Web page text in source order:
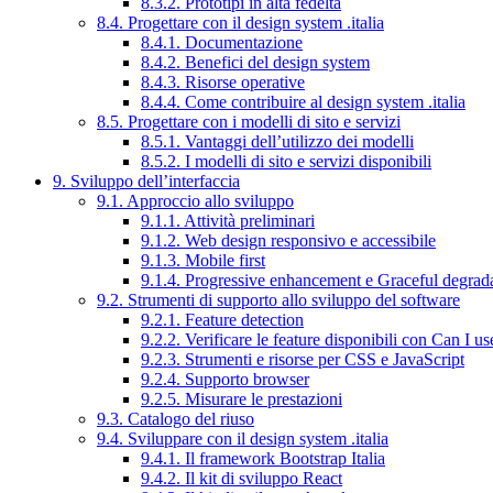
8.4. Progettare con il design system .italia
8.4.1. Documentazione
8.4.2. Benefici del design system
8.4.3. Risorse operative
8.4.4. Come contribuire al design system .italia
8.5. Progettare con i modelli di sito e servizi
8.5.1. Vantaggi dell’utilizzo dei modelli
8.5.2. I modelli di sito e servizi disponibili
9. Sviluppo dell’interfaccia
9.1. Approccio allo sviluppo
9.1.1. Attività preliminari
9.1.2. Web design responsivo e accessibile
9.1.3. Mobile first
9.1.4. Progressive enhancement e Graceful
9.2. Strumenti di supporto allo sviluppo del software
9.2.1. Feature detection
9.2.2. Verificare le feature disponibili con Can I
9.2.3. Strumenti e risorse per CSS e JavaScript
9.2.4. Supporto browser
9.2.5. Misurare le prestazioni
9.3. Catalogo del riuso
9.4. Sviluppare con il design system .italia
9.4.1. Il framework Bootstrap Italia
9.4.2. Il kit di sviluppo React